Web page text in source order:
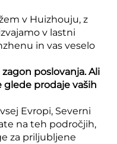
v Huizhouju, z
v lastni
in vas veselo
poslovanja. Ali
prodaje vaših
Evropi, Severni
na teh področjih,
za priljubljene